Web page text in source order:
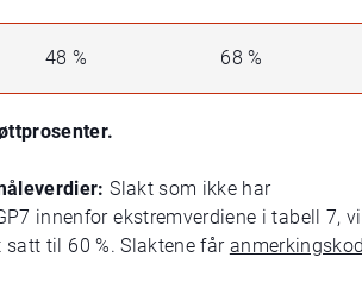
48 % 68 %
Slakt som ikke har
innenfor ekstremverdiene i tabell 7,
til 60 %. Slaktene får